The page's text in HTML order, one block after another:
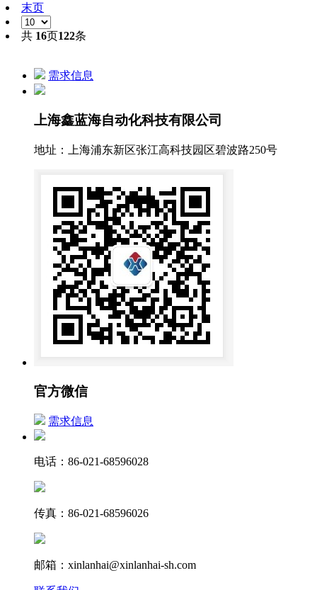
末页
共 16页122条
需求信息
上海鑫蓝海自动化科技有限公司
地址：上海浦东新区张江高科技园区碧波路250号
官方微信
需求信息
电话：86-021-68596028
传真：86-021-68596026
邮箱：xinlanhai@xinlanhai-sh.com